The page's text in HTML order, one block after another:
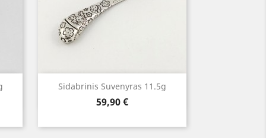
Sidabrinis Suvenyras 11.5g
Kaina
59,90 €
Greita peržiūra